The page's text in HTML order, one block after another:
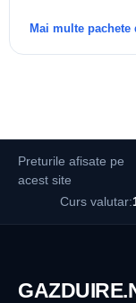
Mai multe pachete
Preturile afisate pe
acest site
Curs valutar:
GAZDUIRE